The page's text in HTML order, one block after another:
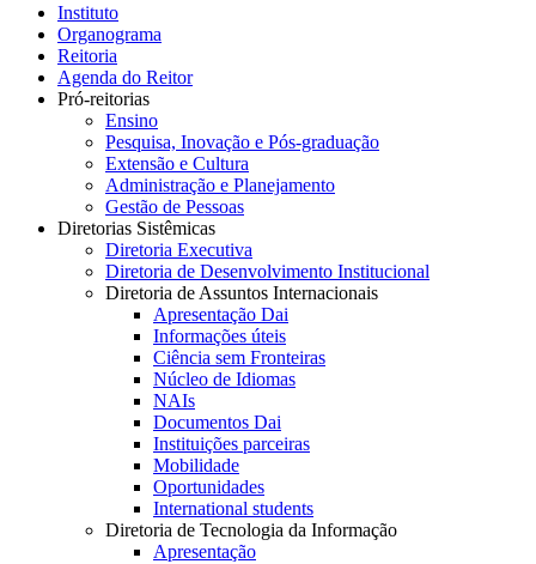
Instituto
Organograma
Reitoria
Agenda do Reitor
Pró-reitorias
Ensino
Pesquisa, Inovação e Pós-graduação
Extensão e Cultura
Administração e Planejamento
Gestão de Pessoas
Diretorias Sistêmicas
Diretoria Executiva
Diretoria de Desenvolvimento Institucional
Diretoria de Assuntos Internacionais
Apresentação Dai
Informações úteis
Ciência sem Fronteiras
Núcleo de Idiomas
NAIs
Documentos Dai
Instituições parceiras
Mobilidade
Oportunidades
International students
Diretoria de Tecnologia da Informação
Apresentação